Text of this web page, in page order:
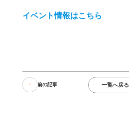
イベント情報はこちら
前の記事 一覧へ戻る